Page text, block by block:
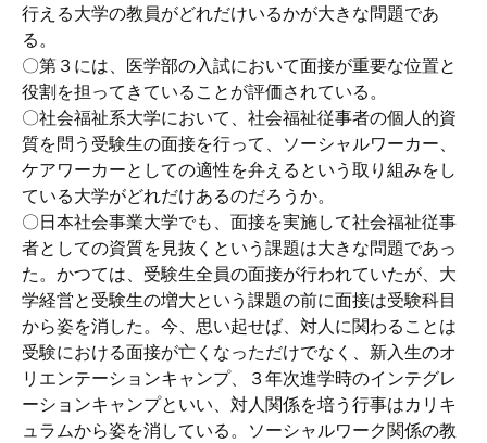
行える大学の教員がどれだけいるかが大きな問題であ
る。
〇第３には、医学部の入試において面接が重要な位置と
役割を担ってきていることが評価されている。
〇社会福祉系大学において、社会福祉従事者の個人的資
質を問う受験生の面接を行って、ソーシャルワーカー、
ケアワーカーとしての適性を弁えるという取り組みをし
ている大学がどれだけあるのだろうか。
〇日本社会事業大学でも、面接を実施して社会福祉従事
者としての資質を見抜くという課題は大きな問題であっ
た。かつては、受験生全員の面接が行われていたが、大
学経営と受験生の増大という課題の前に面接は受験科目
から姿を消した。今、思い起せば、対人に関わることは
受験における面接が亡くなっただけでなく、新入生のオ
リエンテーションキャンプ、３年次進学時のインテグレ
ーションキャンプといい、対人関係を培う行事はカリキ
ュラムから姿を消している。ソーシャルワーク関係の教